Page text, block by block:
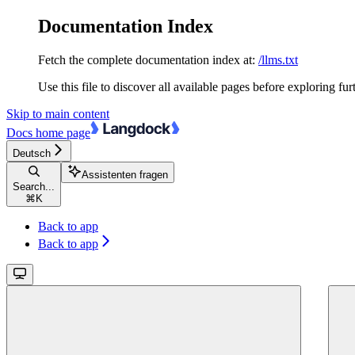
Documentation Index
Fetch the complete documentation index at: /llms.txt
Use this file to discover all available pages before exploring
Skip to main content
Docs home page
Deutsch
Search...
⌘ K
Assistenten fragen
Back to app
Back to app